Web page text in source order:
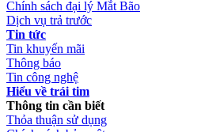
Chính sách đại lý Mắt Bão
Dịch vụ trả trước
Tin tức
Tin khuyến mãi
Thông báo
Tin công nghệ
Hiểu về trái tim
Thông tin cần biết
Thỏa thuận sử dụng